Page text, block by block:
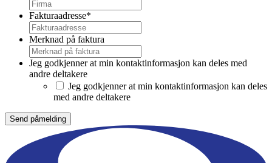
Fakturaadresse*
Merknad på faktura
Jeg godkjenner at min kontaktinformasjon kan deles med
andre deltakere
Jeg godkjenner at min kontaktinformasjon kan deles
med andre deltakere